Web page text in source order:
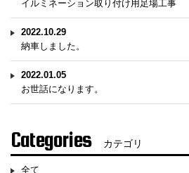
イルミネーション取り付け用足場工事
2022.10.29
納車しました。
2022.01.05
お世話になります。
Categories カテゴリ
全て